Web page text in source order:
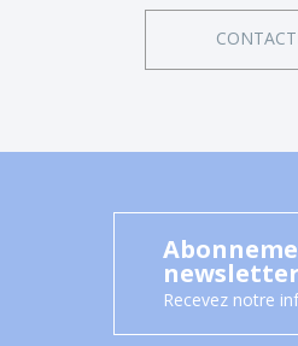
newsletter
Recevez notre